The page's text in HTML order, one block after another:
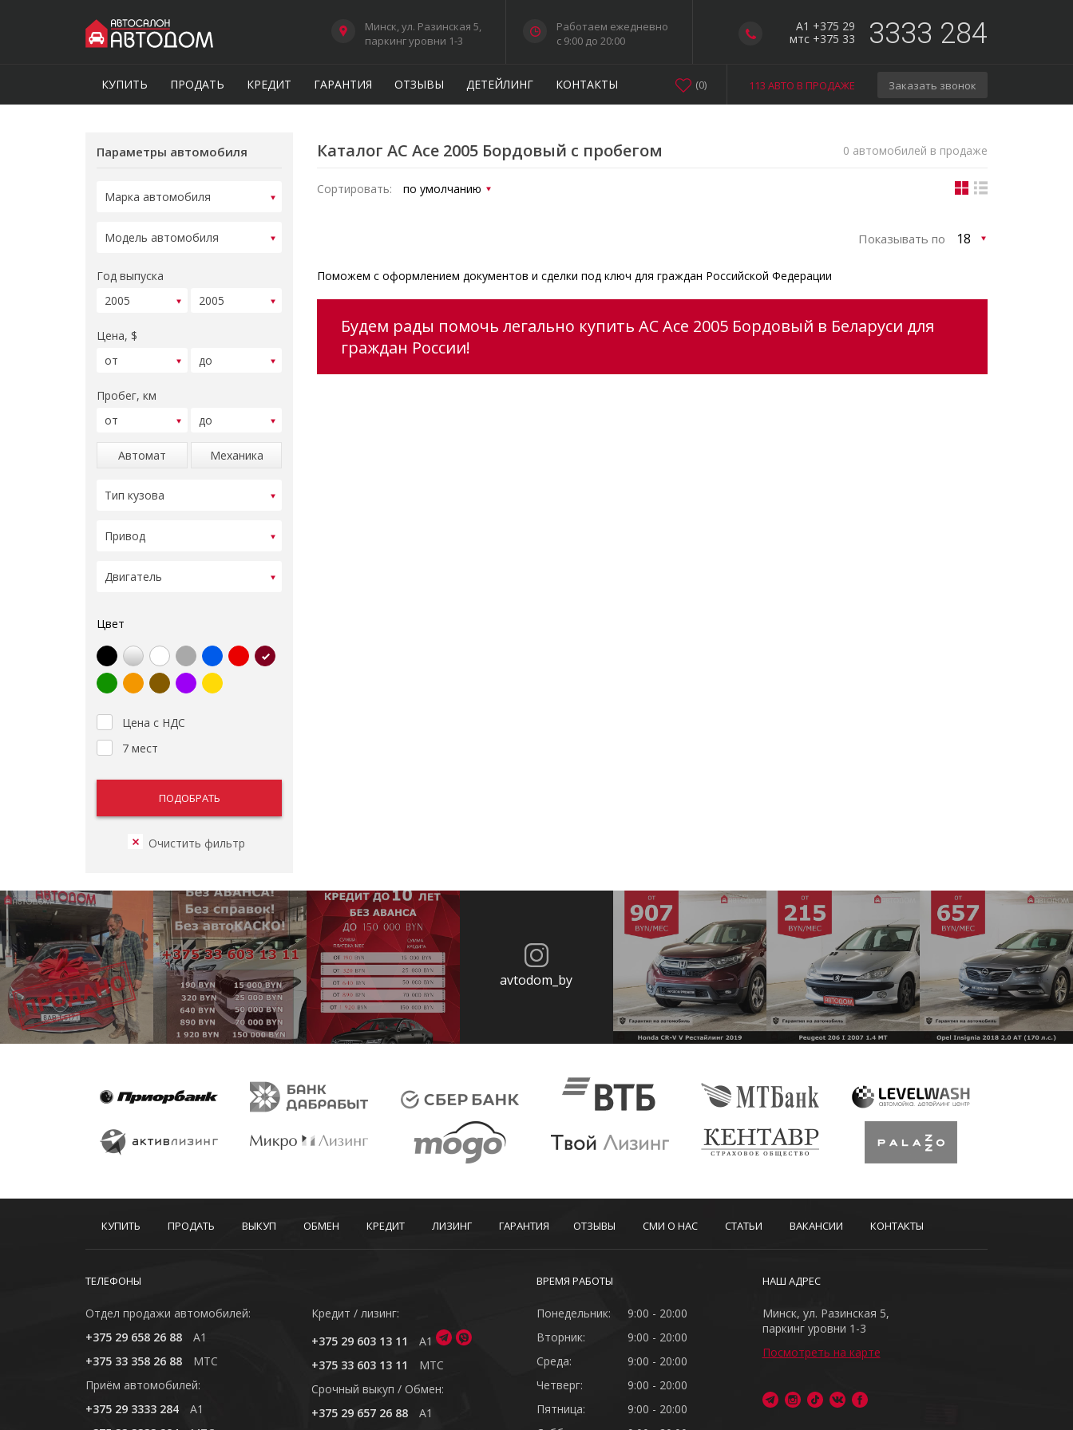
A1 +375 29
мтс +375 33
3333 284
Минск, ул. Разинская 5,
паркинг уровни 1-3
Работаем ежедневно
c 9:00 до 20:00
КУПИТЬ ПРОДАТЬ КРЕДИТ ГАРАНТИЯ ОТЗЫВЫ ДЕТЕЙЛИНГ КОНТАКТЫ 113 АВТО В ПРОДАЖЕ Заказать звонок
(0)
Параметры автомобиля
Год выпуска
Цена, $
Пробег, км
Автомат Механика
Цвет
Цена с НДС
7 мест
Каталог AC Ace 2005 Бордовый с пробегом 0 автомобилей в продаже
Сортировать:
Показывать по
Поможем с оформлением документов и сделки под ключ для граждан Российской Федерации
Будем рады помочь легально купить AC Ace 2005 Бордовый в Беларуси для
граждан России!
avtodom_by
КУПИТЬ ПРОДАТЬ ВЫКУП ОБМЕН КРЕДИТ ЛИЗИНГ ГАРАНТИЯ ОТЗЫВЫ СМИ О НАС СТАТЬИ ВАКАНСИИ КОНТАКТЫ
ТЕЛЕФОНЫ
Отдел продажи автомобилей:
+375 29 658 26 88
A1
+375 33 358 26 88
MTC
Приём автомобилей:
+375 29 3333 284
A1
Кредит / лизинг:
+375 29 603 13 11
A1
+375 33 603 13 11
MTC
Cрочный выкуп / Обмен:
+375 29 657 26 88
A1
ВРЕМЯ РАБОТЫ
Понедельник:
9:00 - 20:00
Вторник:
9:00 - 20:00
Среда:
9:00 - 20:00
Четверг:
9:00 - 20:00
Пятница:
9:00 - 20:00
НАШ АДРЕС
Минск, ул. Разинская 5,
паркинг уровни 1-3
Посмотреть на карте